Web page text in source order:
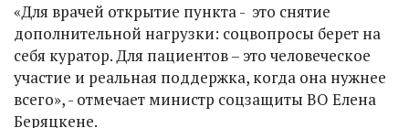
«Для врачей открытие пункта - это снятие
дополнительной нагрузки: соцвопросы берет на
себя куратор. Для пациентов – это человеческое
участие и реальная поддержка, когда она нужнее
всего», - отмечает министр соцзащиты ВО Елена
Беряцкене.